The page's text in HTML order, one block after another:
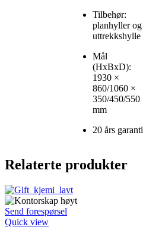
Tilbehør:
planhyller og
uttrekkshylle
Mål
(HxBxD):
1930 ×
860/1060 ×
350/450/550
mm
20 års garanti
Relaterte produkter
Send forespørsel
Quick view